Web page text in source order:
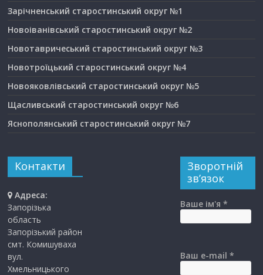
Зарічненський старостинський округ №1
Новоіванівський старостинський округ №2
Новотавричеський старостинський округ №3
Новотроїцький старостинський округ №4
Новояковлівський старостинський округ №5
Щасливський старостинський округ №6
Яснополянський старостинський округ №7
Контакти
Адреса:
Запорізька
область
Запорізький район
смт. Комишуваха
вул.
Хмельницького
Зворотній
зв’язок
Ваше ім'я *
Ваш e-mail *